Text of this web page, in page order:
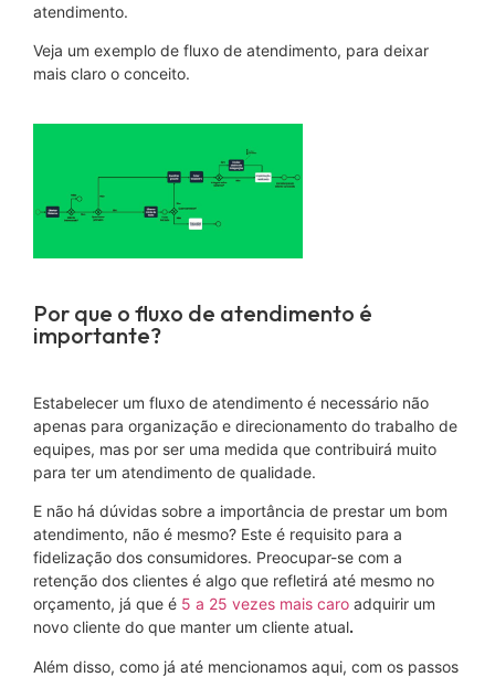
atendimento.
Veja um exemplo de fluxo de atendimento, para deixar
mais claro o conceito.
Por que o fluxo de atendimento é
importante?
Estabelecer um fluxo de atendimento é necessário não
apenas para organização e direcionamento do trabalho de
equipes, mas por ser uma medida que contribuirá muito
para ter um atendimento de qualidade.
E não há dúvidas sobre a importância de prestar um bom
atendimento, não é mesmo? Este é requisito para a
fidelização dos consumidores. Preocupar-se com a
retenção dos clientes é algo que refletirá até mesmo no
orçamento, já que é 5 a 25 vezes mais caro adquirir um
novo cliente do que manter um cliente atual.
Além disso, como já até mencionamos aqui, com os passos